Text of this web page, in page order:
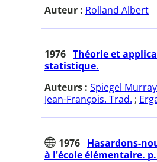
Auteur : Rolland Albert
1976 Théorie et
statistique.
Auteurs : Spiegel
Jean-François. Trad. ;
1976 Hasardons-
à l'école élémentaire. p.